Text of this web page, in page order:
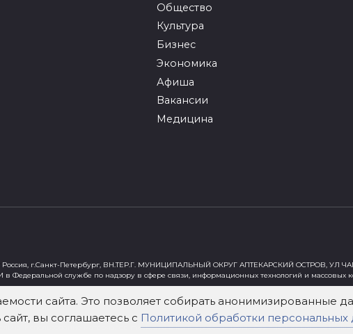
Общество
Культура
Бизнес
Экономика
Афиша
Вакансии
Медицина
г.Санкт-Петербург, ВН.ТЕР.Г. МУНИЦИПАЛЬНЫЙ ОКРУГ АПТЕКАРСКИЙ ОСТРОВ, УЛ
Федеральной службе по надзору в сфере связи, информационных технологий и массовых
законом от 29 декабря 2010 года № 436-ФЗ «О защите детей от информации,
Использование материалов mockva.ru в коммерческих целях без письменного
сайта. Это позволяет собирать анонимизированные
вы соглашаетесь с Политикой обработки персональных